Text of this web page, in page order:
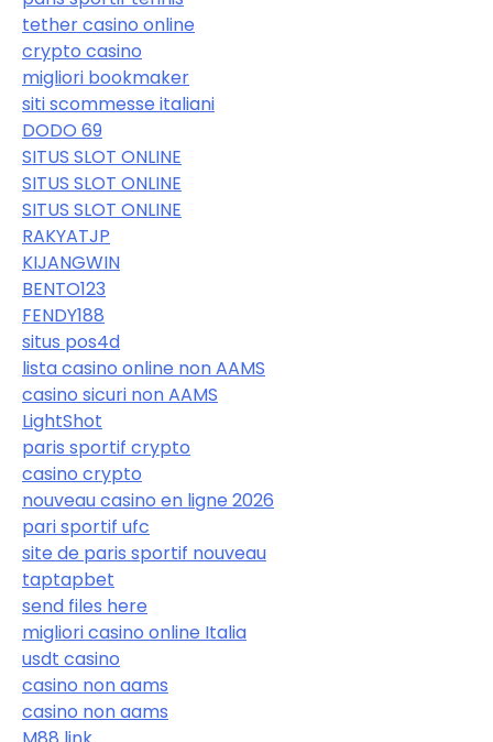
tether casino online
crypto casino
migliori bookmaker
siti scommesse italiani
DODO 69
SITUS SLOT ONLINE
SITUS SLOT ONLINE
SITUS SLOT ONLINE
RAKYATJP
KIJANGWIN
BENTO123
FENDY188
situs pos4d
lista casino online non AAMS
casino sicuri non AAMS
LightShot
paris sportif crypto
casino crypto
nouveau casino en ligne 2026
pari sportif ufc
site de paris sportif nouveau
taptapbet
send files here
migliori casino online Italia
usdt casino
casino non aams
casino non aams